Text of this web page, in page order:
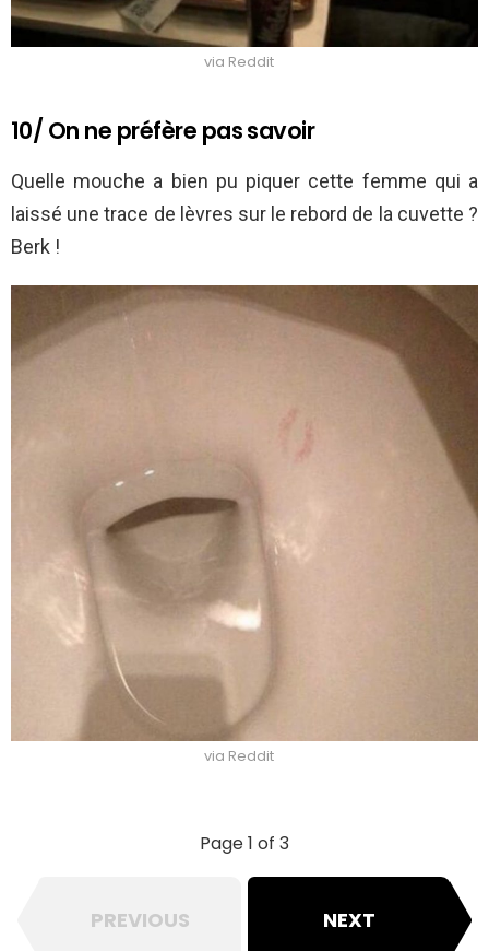
via Reddit
10/ On ne préfère pas savoir
Quelle mouche a bien pu piquer cette femme qui a
laissé une trace de lèvres sur le rebord de la cuvette ?
Berk !
via Reddit
Page 1 of 3
PREVIOUS NEXT